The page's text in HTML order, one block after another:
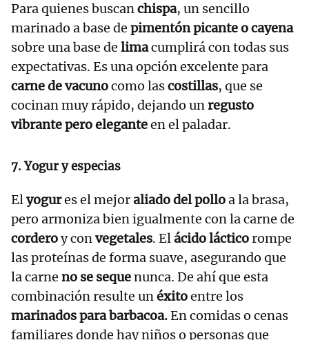
Para quienes buscanchispa, un sencillo
marinado a base de pimentón picante o cayena
sobre una base de limacumplirá con todas sus
expectativas. Es una opción excelente para
carne de vacunocomo lascostillas, que se
cocinan muy rápido, dejando unregusto
vibrante pero eleganteen el paladar.
7. Yogur y especias
Elyogures el mejoraliado del polloa la brasa,
pero armoniza bien igualmente con la carne de
corderoy convegetales. Elácido lácticorompe
las proteínas de forma suave, asegurando que
la carne no se sequenunca. De ahí que esta
combinación resulte unéxitoentre los
marinados para barbacoa.En comidas o cenas
familiares donde hay niños o personas que